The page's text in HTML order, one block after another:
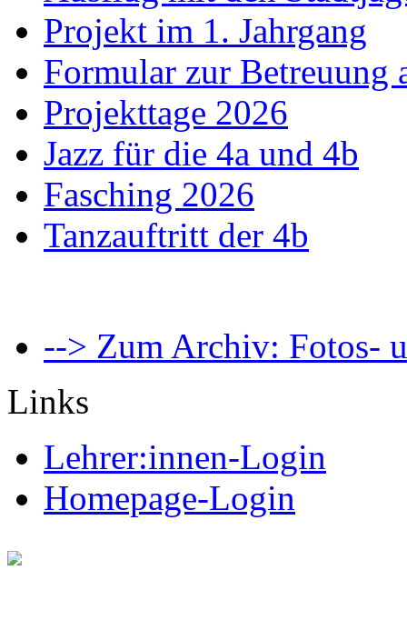
Projekt im 1. Jahrgang
Formular zur Betreuung
Projekttage 2026
Jazz für die 4a und 4b
Fasching 2026
Tanzauftritt der 4b
--> Zum Archiv: Fotos-
Links
Lehrer:innen-Login
Homepage-Login